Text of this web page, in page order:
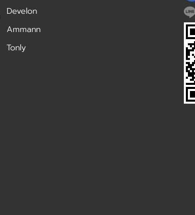
Develon
Ammann
Tonly